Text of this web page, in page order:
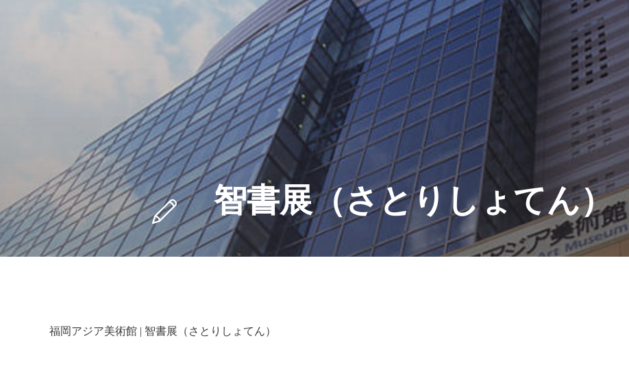
智書展（さとりしょてん）
福岡アジア美術館 | 智書展（さとりしょてん）